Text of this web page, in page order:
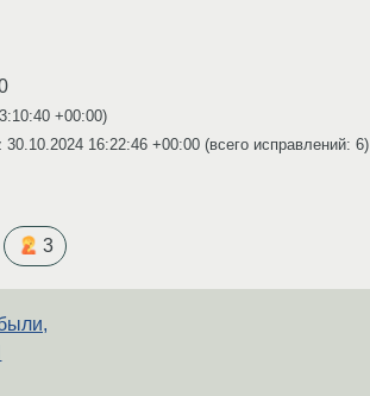
+00:00)
30.10.2024 16:22:46 +00:00 (всего исправлений: 6)
3